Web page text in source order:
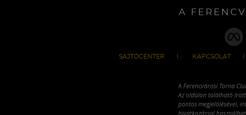
A
SAJTÓCENTER KAPCSOLAT
A Ferencvárosi Torna
Az oldalon található
pontos megjelölésével,
hivatkozással